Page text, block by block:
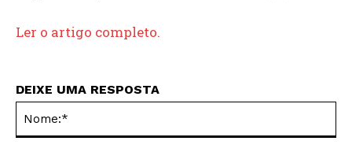
Ler o artigo completo.
DEIXE UMA RESPOSTA